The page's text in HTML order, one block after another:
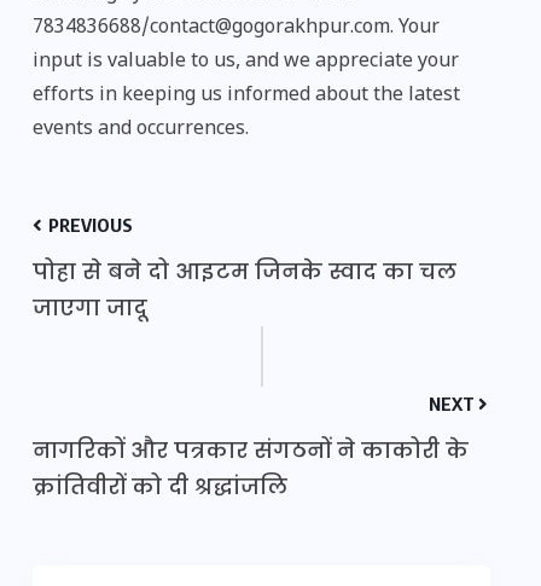
7834836688/contact@gogorakhpur.com. Your
input is valuable to us, and we appreciate your
efforts in keeping us informed about the latest
events and occurrences.
PREVIOUS
पोहा से बने दो आइटम जिनके स्वाद का चल
जाएगा जादू
NEXT
नागरिकों और पत्रकार संगठनों ने काकोरी के
क्रांतिवीरों को दी श्रद्धांजलि